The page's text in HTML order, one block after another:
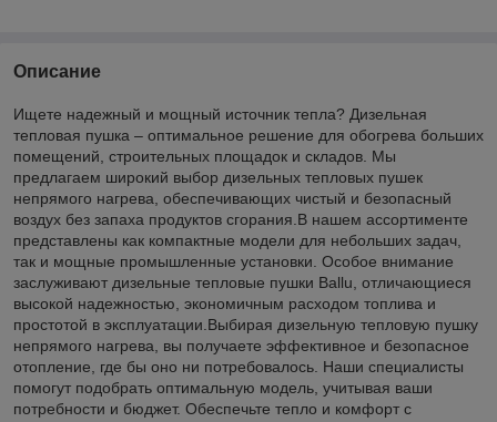
Описание
Ищете надежный и мощный источник тепла? Дизельная
тепловая пушка – оптимальное решение для обогрева больших
помещений, строительных площадок и складов. Мы
предлагаем широкий выбор дизельных тепловых пушек
непрямого нагрева, обеспечивающих чистый и безопасный
воздух без запаха продуктов сгорания.В нашем ассортименте
представлены как компактные модели для небольших задач,
так и мощные промышленные установки. Особое внимание
заслуживают дизельные тепловые пушки Ballu, отличающиеся
высокой надежностью, экономичным расходом топлива и
простотой в эксплуатации.Выбирая дизельную тепловую пушку
непрямого нагрева, вы получаете эффективное и безопасное
отопление, где бы оно ни потребовалось. Наши специалисты
помогут подобрать оптимальную модель, учитывая ваши
потребности и бюджет. Обеспечьте тепло и комфорт с